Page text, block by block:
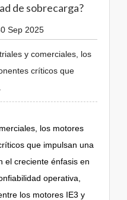
de sobrecarga?
Sep 2025
y comerciales, los
críticos que
los motores
que impulsan una
el creciente énfasis en
operativa,
los motores IE3 y